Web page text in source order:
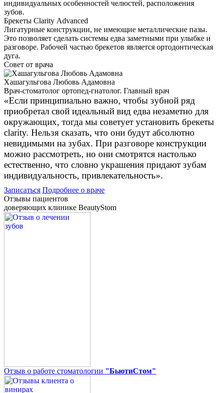
индивидуальных особенностей челюстей, расположения
зубов.
Брекеты Сlarity Аdvanced
Лигатурные конструкции, не имеющие металлические пазы.
Это позволяет сделать системы едва заметными при улыбке и
разговоре. Рабочей частью брекетов является ортодонтическая
дуга.
Совет от врача
Хашагульгова Любовь Адамовна
Врач-стоматолог ортопед-гнатолог. Главный врач
«Если принципиально важно, чтобы зубной ряд
приобретал свой идеальный вид едва незаметно для
окружающих, тогда мы советует установить брекеты
clarity. Нельзя сказать, что они будут абсолютно
невидимыми на зубах. При разговоре конструкции
можно рассмотреть, но они смотрятся настолько
естественно, что словно украшения придают зубам
индивидуальность, привлекательность».
Записаться Подробнее о враче
Отзывы пациентов
доверяющих клинике BeautyStom
Отзыв о работе стоматологии "БьютиСтом"